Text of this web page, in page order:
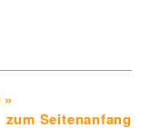
zum Seitenanfang